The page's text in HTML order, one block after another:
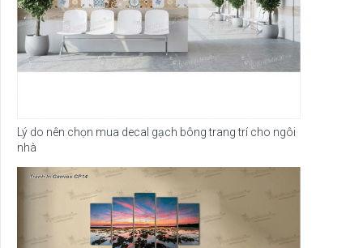
Lý do nên chọn mua decal gạch bông trang trí cho ngôi
nhà